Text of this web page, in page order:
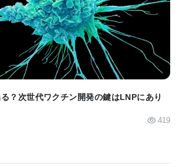
BIOMARKET JP
？次世代ワクチン開発の鍵はLNPにあり
419